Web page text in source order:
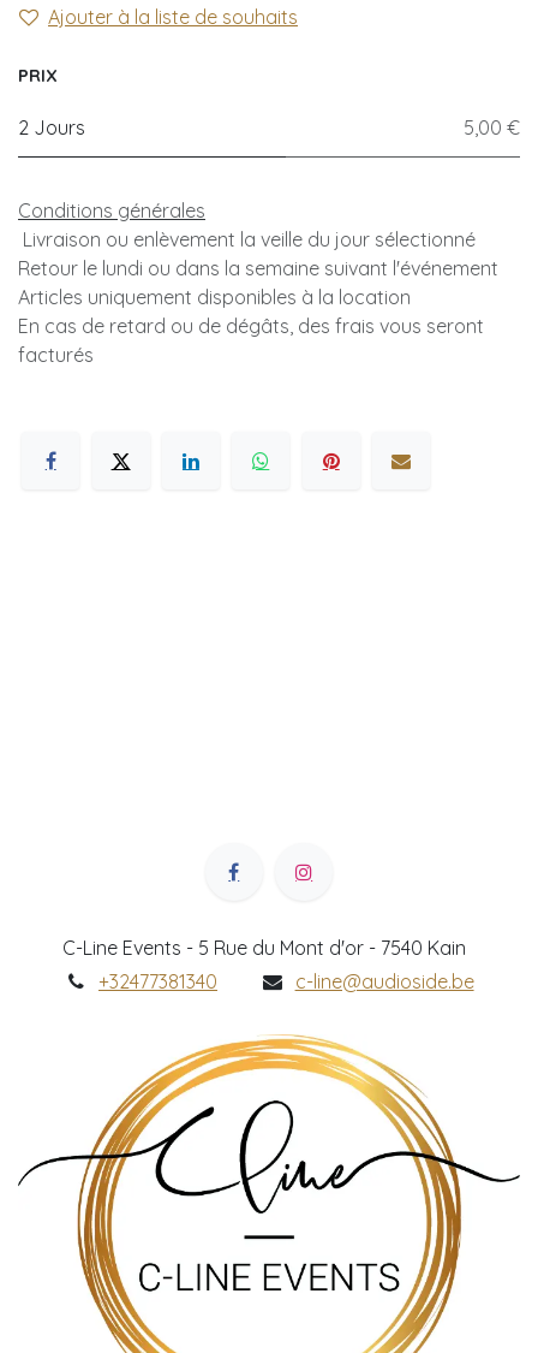
Ajouter à la liste de souhaits
PRIX
2 Jours 5,00 €
Conditions générales
Livraison ou enlèvement la veille du jour sélectionné
Retour le lundi ou dans la semaine suivant l'événement
Articles uniquement disponibles à la location
En cas de retard ou de dégâts, des frais vous seront
facturés
C-Line Events - 5 Rue du Mont d'or - 7540 Kain
+32477381340
c-line@audioside.be